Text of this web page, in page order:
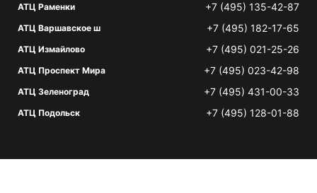
АТЦ Раменки +7 (495) 135-42-87
АТЦ Варшавское ш +7 (495) 182-17-65
АТЦ Измайлово +7 (495) 021-25-26
АТЦ Проспект Мира +7 (495) 023-42-98
АТЦ Зеленоград +7 (495) 431-00-33
АТЦ Подольск +7 (495) 128-01-88